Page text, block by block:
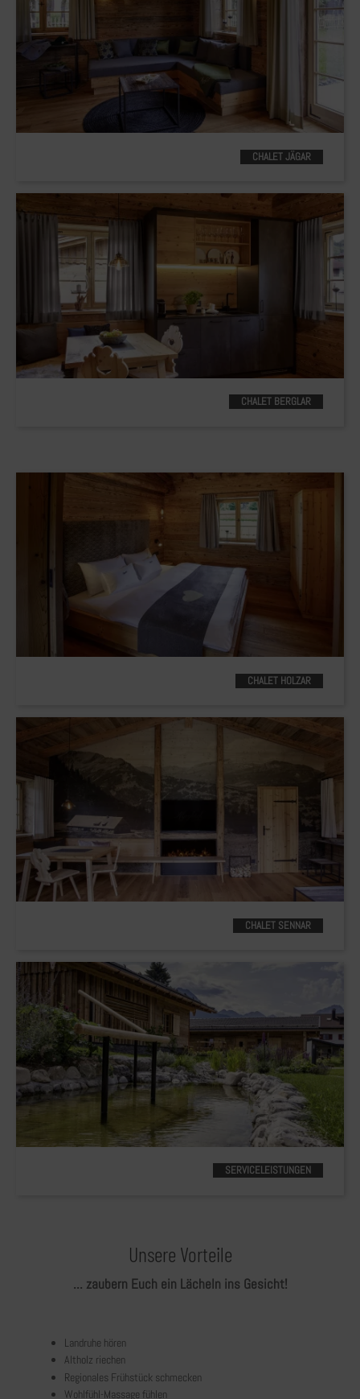
CHALET JÄGAR
CHALET BERGLAR
CHALET HOLZAR
CHALET SENNAR
SERVICELEISTUNGEN
Unsere Vorteile
... zaubern Euch ein Lächeln ins Gesicht!
Landruhe hören
Altholz riechen
Regionales Frühstück schmecken
Wohlfühl-Massage fühlen